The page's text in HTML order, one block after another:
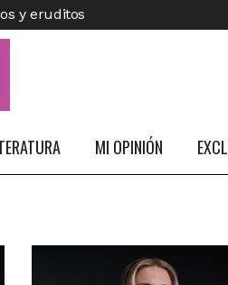
y eruditos
MI OPINIÓN